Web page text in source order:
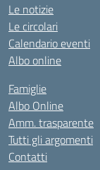
Le notizie
Le circolari
Calendario eventi
Albo online
Famiglie
Albo Online
Amm. trasparente
Tutti gli argomenti
Contatti